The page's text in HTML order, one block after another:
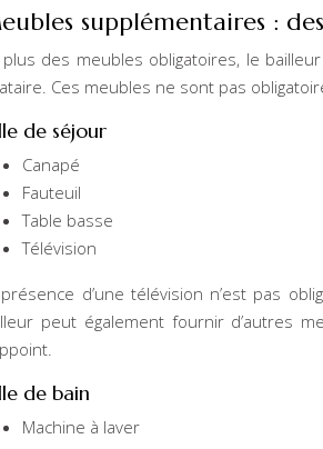
supplémentaires :
plus des meubles obligatoires, le
Ces meubles ne sont pas
de séjour
Canapé
Fauteuil
Table basse
Télévision
d’une télévision n’est pas
peut également fournir d’autres
de bain
Machine à laver